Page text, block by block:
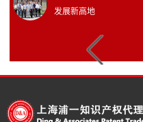
发展新高地